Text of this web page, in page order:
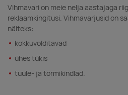
Vihmavari on meie nelja aastajaga
reklaamkingitusi. Vihmavarjusid on
näiteks:
kokkuvolditavad
ühes tükis
tuule- ja tormikindlad.